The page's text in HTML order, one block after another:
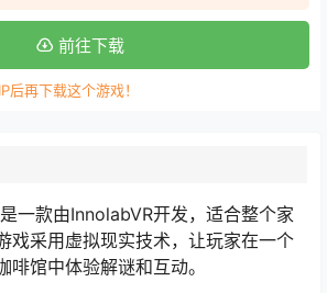
前往下载
后再下载这个游戏！
一款由InnolabVR开发，适合整个家
戏采用虚拟现实技术，让玩家在一个
啡馆中体验解谜和互动。